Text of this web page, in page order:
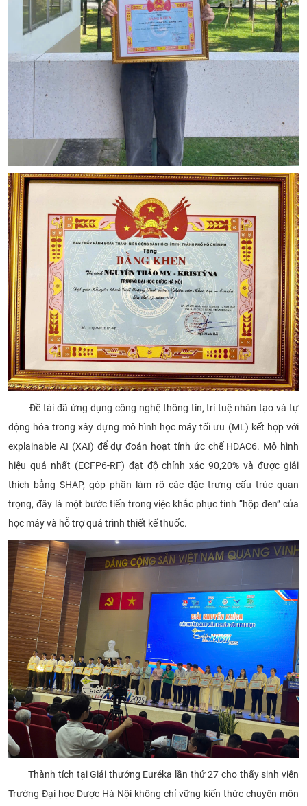
Đề tài đã ứng dụng công nghệ thông tin, trí tuệ nhân tạo và tự
động hóa trong xây dựng mô hình học máy tối ưu (ML) kết hợp với
explainable AI (XAI) để dự đoán hoạt tính ức chế HDAC6. Mô hình
hiệu quả nhất (ECFP6-RF) đạt độ chính xác 90,20% và được giải
thích bằng SHAP, góp phần làm rõ các đặc trưng cấu trúc quan
trọng, đây là một bước tiến trong việc khắc phục tính “hộp đen” của
học máy và hỗ trợ quá trình thiết kế thuốc.
Thành tích tại Giải thưởng Euréka lần thứ 27 cho thấy sinh viên
Trường Đại học Dược Hà Nội không chỉ vững kiến thức chuyên môn